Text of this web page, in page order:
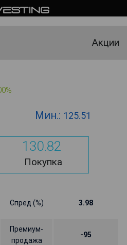
Акции
Мин.: 125.51
130.82
Покупка
Спред (%) 3.98
Премиум-
продажа
-95